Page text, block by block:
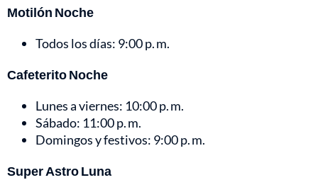
Motilón Noche
Todos los días: 9:00 p. m.
Cafeterito Noche
Lunes a viernes: 10:00 p. m.
Sábado: 11:00 p. m.
Domingos y festivos: 9:00 p. m.
Super Astro Luna